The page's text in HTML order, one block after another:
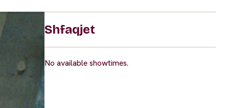
Shfaqjet
No available showtimes.